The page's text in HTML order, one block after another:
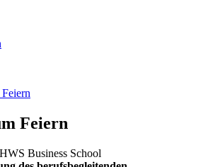
Feiern
Business School